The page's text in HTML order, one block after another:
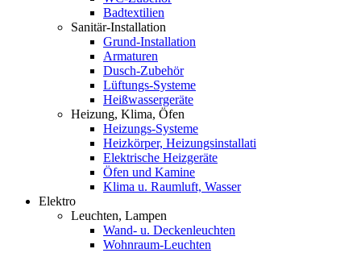
Badtextilien
Sanitär-Installation
Grund-Installation
Armaturen
Dusch-Zubehör
Lüftungs-Systeme
Heißwassergeräte
Heizung, Klima, Öfen
Heizungs-Systeme
Heizkörper, Heizungsinstallati
Elektrische Heizgeräte
Öfen und Kamine
Klima u. Raumluft, Wasser
Elektro
Leuchten, Lampen
Wand- u. Deckenleuchten
Wohnraum-Leuchten